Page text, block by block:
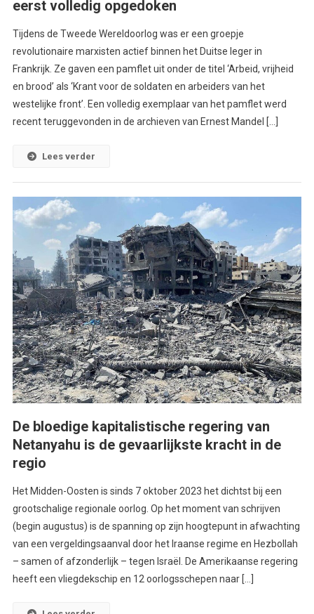
eerst volledig opgedoken
Tijdens de Tweede Wereldoorlog was er een groepje
revolutionaire marxisten actief binnen het Duitse leger in
Frankrijk. Ze gaven een pamflet uit onder de titel ‘Arbeid, vrijheid
en brood’ als ‘Krant voor de soldaten en arbeiders van het
westelijke front’. Een volledig exemplaar van het pamflet werd
recent teruggevonden in de archieven van Ernest Mandel […]
Lees verder
De bloedige kapitalistische regering van
Netanyahu is de gevaarlijkste kracht in de
regio
Het Midden-Oosten is sinds 7 oktober 2023 het dichtst bij een
grootschalige regionale oorlog. Op het moment van schrijven
(begin augustus) is de spanning op zijn hoogtepunt in afwachting
van een vergeldingsaanval door het Iraanse regime en Hezbollah
– samen of afzonderlijk – tegen Israël. De Amerikaanse regering
heeft een vliegdekschip en 12 oorlogsschepen naar […]